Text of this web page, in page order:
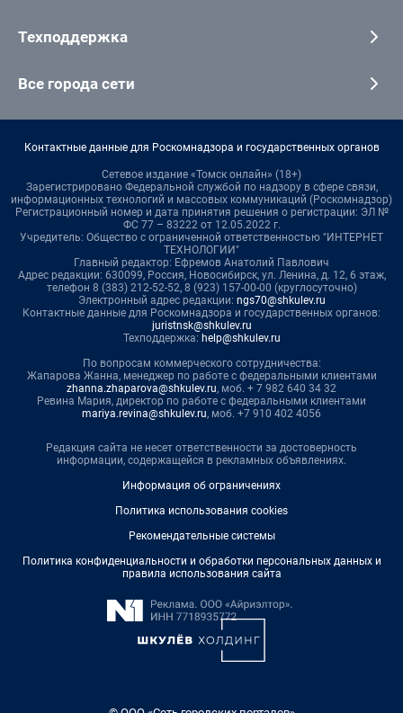
Техподдержка
Все города сети
Контактные данные для Роскомнадзора и государственных органов
Сетевое издание «Томск онлайн» (18+)
Зарегистрировано Федеральной службой по надзору в сфере связи,
информационных технологий и массовых коммуникаций (Роскомнадзор)
Регистрационный номер и дата принятия решения о регистрации: ЭЛ №
ФС 77 – 83222 от 12.05.2022 г.
Учредитель: Общество с ограниченной ответственностью "ИНТЕРНЕТ
ТЕХНОЛОГИИ"
Главный редактор: Ефремов Анатолий Павлович
Адрес редакции: 630099, Россия, Новосибирск, ул. Ленина, д. 12, 6 этаж,
телефон 8 (383) 212-52-52, 8 (923) 157-00-00 (круглосуточно)
Электронный адрес редакции: ngs70@shkulev.ru
Контактные данные для Роскомнадзора и государственных органов:
juristnsk@shkulev.ru
Техподдержка: help@shkulev.ru
По вопросам коммерческого сотрудничества:
Жапарова Жанна, менеджер по работе с федеральными клиентами
zhanna.zhaparova@shkulev.ru, моб. + 7 982 640 34 32
Ревина Мария, директор по работе с федеральными клиентами
mariya.revina@shkulev.ru, моб. +7 910 402 4056
Редакция сайта не несет ответственности за достоверность
информации, содержащейся в рекламных объявлениях.
Информация об ограничениях
Политика использования cookies
Рекомендательные системы
Политика конфиденциальности и обработки персональных данных и
правила использования сайта